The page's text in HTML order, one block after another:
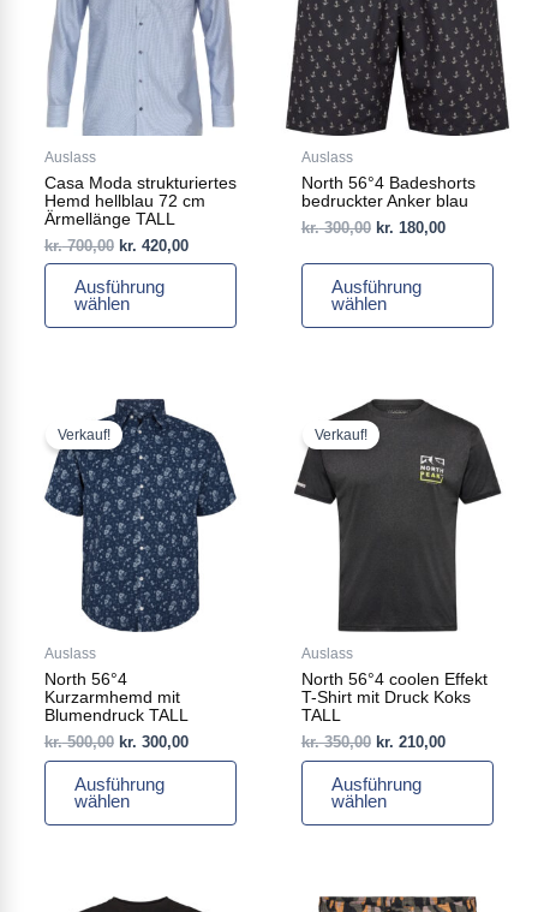
Auslass
Casa Moda strukturiertes
Hemd hellblau 72 cm
Ärmellänge TALL
kr.700,00 kr. 420,00
Ausführung
wählen
Varianten
auf.
Die
Optionen
können
der
Produktseite
gewählt
werden
Auslass
North 56°4 Badeshorts
bedruckter Anker blau
kr.300,00 kr. 180,00
Ausführung
wählen
Varianten
auf.
Die
Optionen
können
auf
der
Produktseite
werden
Verkauf!
Auslass
North 56°4
Kurzarmhemd mit
Blumendruck TALL
kr.500,00
Ursprünglicher
Preis
war:
kr. 500,00
kr. 300,00
Preis
ist:
kr. 300,00.
Ausführung
wählen
Produkt
weist
mehrere
Varianten
Optionen
können
der
Produktseite
gewählt
werden
Verkauf!
Auslass
North 56°4 coolen Effekt
T-Shirt mit Druck Koks
TALL
kr.350,00
Ursprünglicher
Preis
war:
kr. 350,00
kr. 210,00
Aktueller
Preis
kr. 210,00.
Ausführung
wählen
Dieses
Produkt
weist
mehrere
Varianten
der
Produktseite
gewählt
werden
Ursprünglicher
Aktueller
Dieses
Ursprünglicher
Aktueller
Dieses